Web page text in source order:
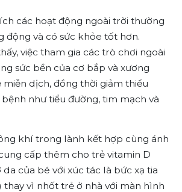
các hoạt động ngoài trời thường
động và có sức khỏe tốt hơn.
việc tham gia các trò chơi ngoài
sức bền của cơ bắp và xương
dịch, đồng thời giảm thiểu
như tiểu đường, tim mạch và
khí trong lành kết hợp cùng ánh
cấp thêm cho trẻ vitamin D
của bé với xúc tác là bức xạ tia
thay vì nhốt trẻ ở nhà với màn hình